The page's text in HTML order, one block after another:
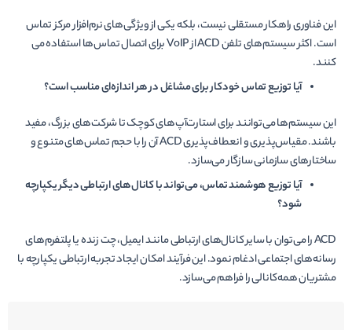
این فناوری راه­کار مستقلی نیست، بلکه یکی از ویژگی­‌های نرم‌­افزار مرکز تماس
است. اکثر سیستم‌­های تلفن ACD از VoIP برای اتصال تماس‌­ها استفاده می­‌
کنند.
آیا توزیع تماس خودکار برای مشاغل در هر اندازه­‌ای مناسب است؟
این سیستم‌ها می‌توانند برای استارت‌آپ‌های کوچک تا شرکت‌های بزرگ، مفید
باشند. مقیاس‌­پذیری و انعطاف­‌پذیری ACD آن را با حجم تماس‌­های متنوع و
ساختارهای سازمانی سازگار می­‌سازد.
آیا توزیع هوشمند تماس، می‌­تواند با کانال‌­های ارتباطی دیگر یکپارچه
شود؟
ACD را می‌­توان با سایر کانال­‌های ارتباطی مانند ایمیل، چت زنده یا پلتفرم­‌های
رسانه‌­های اجتماعی ادغام نمود. این فرآیند امکان ایجاد تجربه ارتباطی یکپارچه با
مشتریان همه‌کانالی را فراهم می­‌سازد.